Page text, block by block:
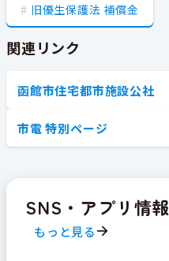
旧優生保護法 補償金
関連リンク
函館市住宅都市施設公社
市電 特別ページ
SNS・アプリ情報
もっと見る